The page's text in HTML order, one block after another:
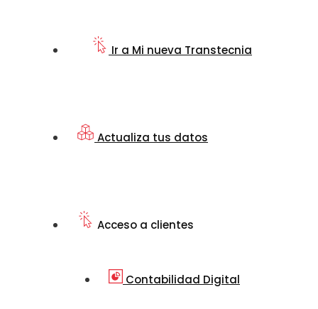
Ir a Mi nueva Transtecnia
Actualiza tus datos
Acceso a clientes
Contabilidad Digital